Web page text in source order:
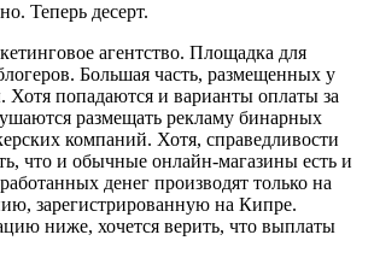
Теперь десерт.
агентство. Площадка для
Большая часть, размещенных у
Хотя попадаются и варианты оплаты за
размещать рекламу бинарных
компаний. Хотя, справедливости
что и обычные онлайн-магазины есть и
денег производят только на
зарегистрированную на Кипре.
ниже, хочется верить, что выплаты